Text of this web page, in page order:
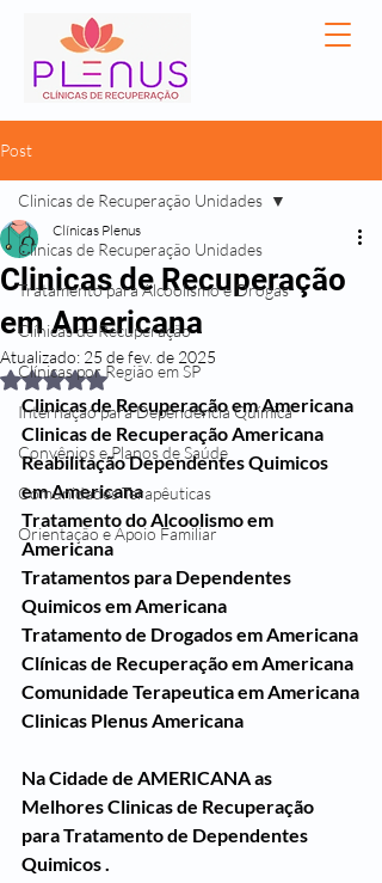
Post
Clinicas de Recuperação Unidades
Tratamento para Alcoolismo e Drogas
Clínicas de Recuperação
Clínicas por Região em SP
Internação para Dependência Química
Convênios e Planos de Saúde
Comunidades Terapêuticas
Orientação e Apoio Familiar
Clinicas de Recuperação Unidades
Clinicas de Recuperação
em Americana
Clínicas Plenus
Atualizado: 25 de fev. de 2025
Avaliado com NaN de 5 estrelas.
Clinicas de Recuperação em Americana
Clinicas de Recuperação Americana
Reabilitação Dependentes Quimicos
em Americana
Tratamento do Alcoolismo em
Americana
Tratamentos para Dependentes
Quimicos em Americana
Tratamento de Drogados em Americana
Clínicas de Recuperação em Americana
Comunidade Terapeutica em Americana
Clinicas Plenus Americana
Na Cidade de AMERICANA as
Melhores Clinicas de Recuperação
para Tratamento de Dependentes
Quimicos .